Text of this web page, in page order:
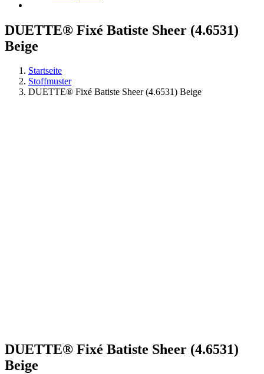
DUETTE® Fixé Batiste Sheer (4.6531)
Beige
Startseite
Stoffmuster
DUETTE® Fixé Batiste Sheer (4.6531) Beige
DUETTE® Fixé Batiste Sheer (4.6531)
Beige